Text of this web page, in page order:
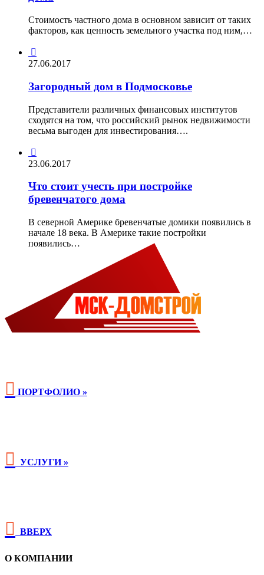
Стоимость частного дома в основном зависит от таких
факторов, как ценность земельного участка под ним,…

27.06.2017
Загородный дом в Подмосковье
Представители различных финансовых институтов
сходятся на том, что российский рынок недвижимости
весьма выгоден для инвестирования….

23.06.2017
Что стоит учесть при постройке
бревенчатого дома
В северной Америке бревенчатые домики появились в
начале 18 века. В Америке такие постройки
появились…
 ПОРТФОЛИО »
 УСЛУГИ »
 ВВЕРХ
О КОМПАНИИ